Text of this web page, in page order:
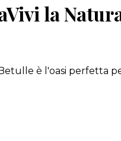
Vivi la
è l'oasi perfetta